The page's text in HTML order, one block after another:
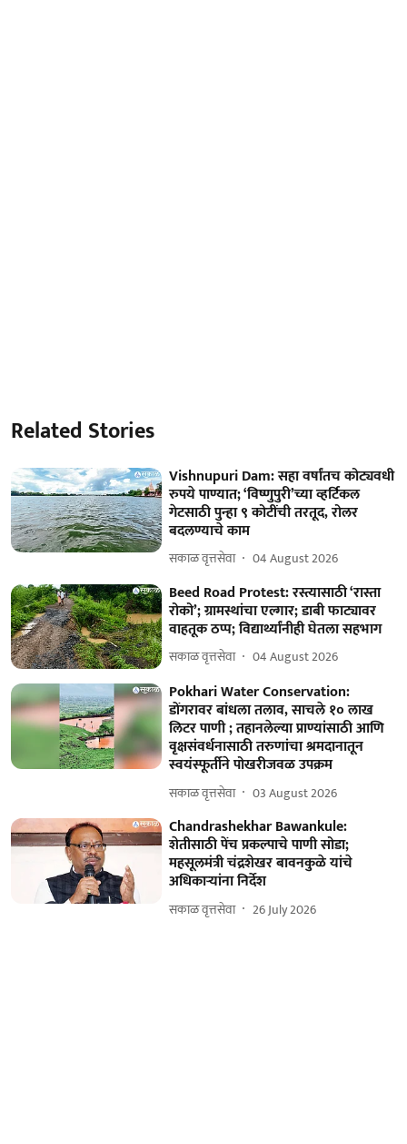
Related Stories
Vishnupuri Dam: सहा वर्षांतच कोट्यवधी
रुपये पाण्यात; ‘विष्णुपुरी’च्या व्हर्टिकल
गेटसाठी पुन्हा ९ कोटींची तरतूद, रोलर
बदलण्याचे काम
सकाळ वृत्तसेवा 04 August 2026
Beed Road Protest: रस्त्यासाठी ‘रास्ता
रोको’; ग्रामस्थांचा एल्गार; डाबी फाट्यावर
वाहतूक ठप्प; विद्यार्थ्यांनीही घेतला सहभाग
सकाळ वृत्तसेवा 04 August 2026
Pokhari Water Conservation:
डोंगरावर बांधला तलाव, साचले १० लाख
लिटर पाणी ; तहानलेल्या प्राण्यांसाठी आणि
वृक्षसंवर्धनासाठी तरुणांचा श्रमदानातून
स्वयंस्फूर्तीने पोखरीजवळ उपक्रम
सकाळ वृत्तसेवा 03 August 2026
Chandrashekhar Bawankule:
शेतीसाठी पेंच प्रकल्पाचे पाणी सोडा;
महसूलमंत्री चंद्रशेखर बावनकुळे यांचे
अधिकाऱ्यांना निर्देश
सकाळ वृत्तसेवा 26 July 2026